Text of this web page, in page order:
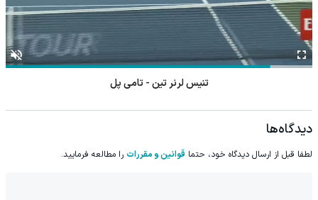
تنیس لرنر تین - تامی پل
دیدگاه‌ها
لطفا قبل از ارسال دیدگاه خود، حتما قوانین و مقررات را مطالعه فرمایید.